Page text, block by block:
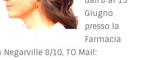
Giugno
presso la
Farmacia
8/10, TO Mail: